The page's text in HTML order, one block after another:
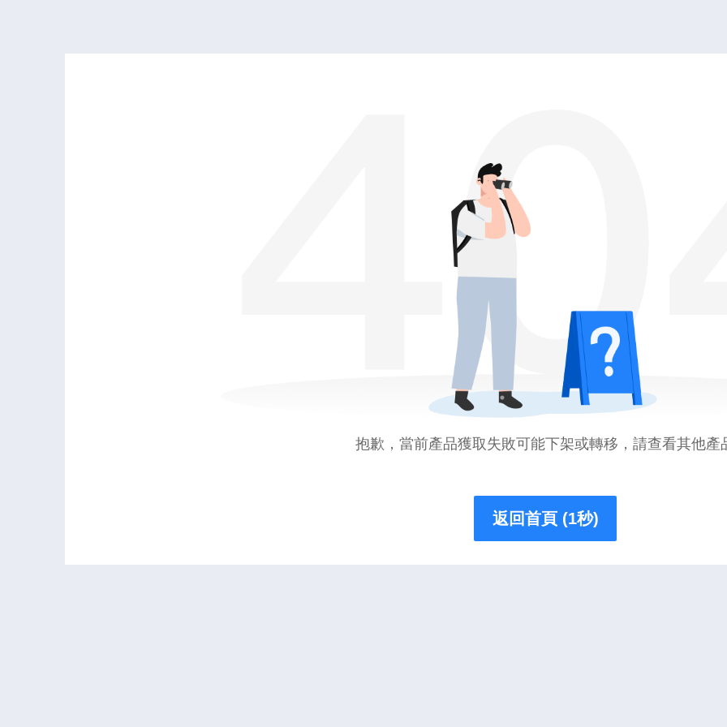
抱歉，當前產品獲取失敗可能下架或轉移，請查看其他產
返回首頁 (1秒)